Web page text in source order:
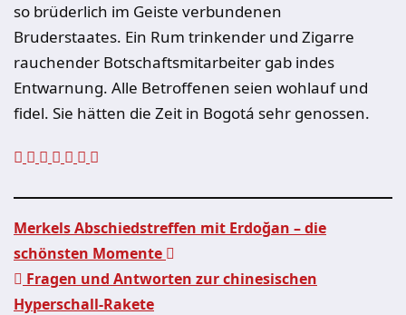
so brüderlich im Geiste verbundenen
Bruderstaates. Ein Rum trinkender und Zigarre
rauchender Botschaftsmitarbeiter gab indes
Entwarnung. Alle Betroffenen seien wohlauf und
fidel. Sie hätten die Zeit in Bogotá sehr genossen.
Beitragsnavigation
Merkels Abschiedstreffen mit Erdoğan – die
schönsten Momente
Fragen und Antworten zur chinesischen
Hyperschall-Rakete